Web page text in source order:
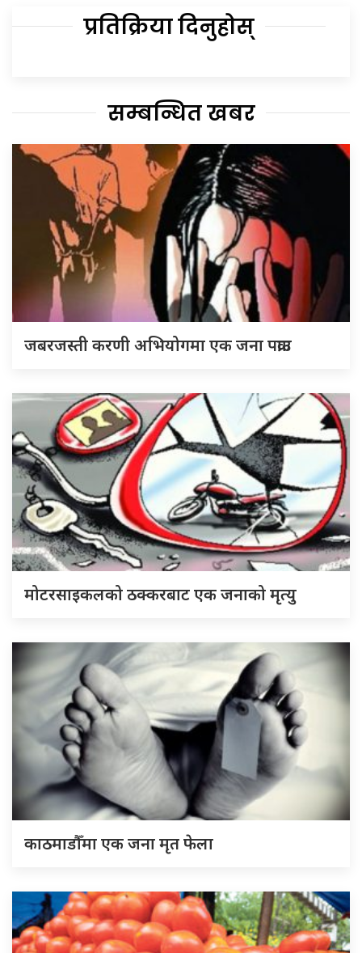
प्रतिक्रिया दिनुहोस्
सम्बन्धित खबर
जबरजस्ती करणी अभियोगमा एक जना पक्राउ
मोटरसाइकलको ठक्करबाट एक जनाको मृत्यु
काठमाडौँमा एक जना मृत फेला